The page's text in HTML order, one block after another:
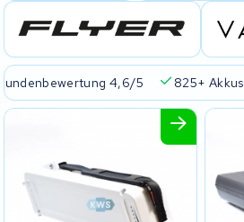
4,6/5 825+ Akkus